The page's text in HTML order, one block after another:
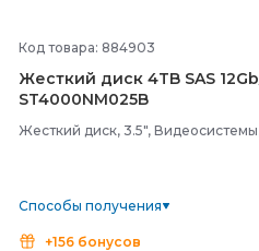
Код товара: 884903
Жесткий диск 4TB SAS
ST4000NM025B
Жесткий диск, 3.5",
Способы получения
+156 бонусов